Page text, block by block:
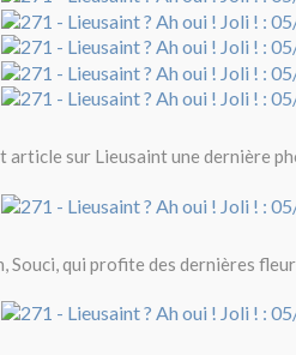
article sur Lieusaint une dernière
Souci, qui profite des dernières